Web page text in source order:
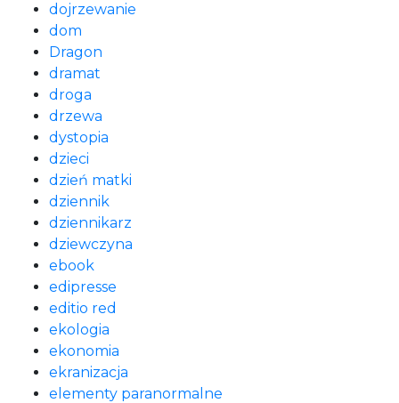
dojrzewanie
dom
Dragon
dramat
droga
drzewa
dystopia
dzieci
dzień matki
dziennik
dziennikarz
dziewczyna
ebook
edipresse
editio red
ekologia
ekonomia
ekranizacja
elementy paranormalne